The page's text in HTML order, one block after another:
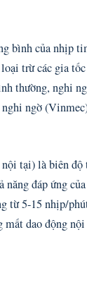
bình của nhịp
trừ các gia
thường, nghi
ngờ
tại) là biên
năng đáp ứng
từ 5-15 nhịp/
dao động